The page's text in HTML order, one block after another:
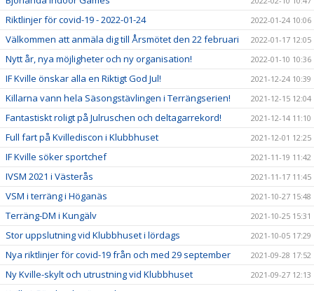
Riktlinjer för covid-19 - 2022-01-24 2022-01-24 10:06
Välkommen att anmäla dig till Årsmötet den 22 februari 2022-01-17 12:05
Nytt år, nya möjligheter och ny organisation! 2022-01-10 10:36
IF Kville önskar alla en Riktigt God Jul! 2021-12-24 10:39
Killarna vann hela Säsongstävlingen i Terrängserien! 2021-12-15 12:04
Fantastiskt roligt på Julruschen och deltagarrekord! 2021-12-14 11:10
Full fart på Kvillediscon i Klubbhuset 2021-12-01 12:25
IF Kville söker sportchef 2021-11-19 11:42
IVSM 2021 i Västerås 2021-11-17 11:45
VSM i terräng i Höganäs 2021-10-27 15:48
Terräng-DM i Kungälv 2021-10-25 15:31
Stor uppslutning vid Klubbhuset i lördags 2021-10-05 17:29
Nya riktlinjer för covid-19 från och med 29 september 2021-09-28 17:52
Ny Kville-skylt och utrustning vid Klubbhuset 2021-09-27 12:13